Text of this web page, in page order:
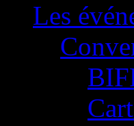
Les